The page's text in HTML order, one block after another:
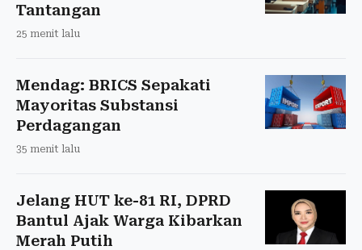
Tantangan
25 menit lalu
Mendag: BRICS Sepakati
Mayoritas Substansi
Perdagangan
35 menit lalu
Jelang HUT ke-81 RI, DPRD
Bantul Ajak Warga Kibarkan
Merah Putih